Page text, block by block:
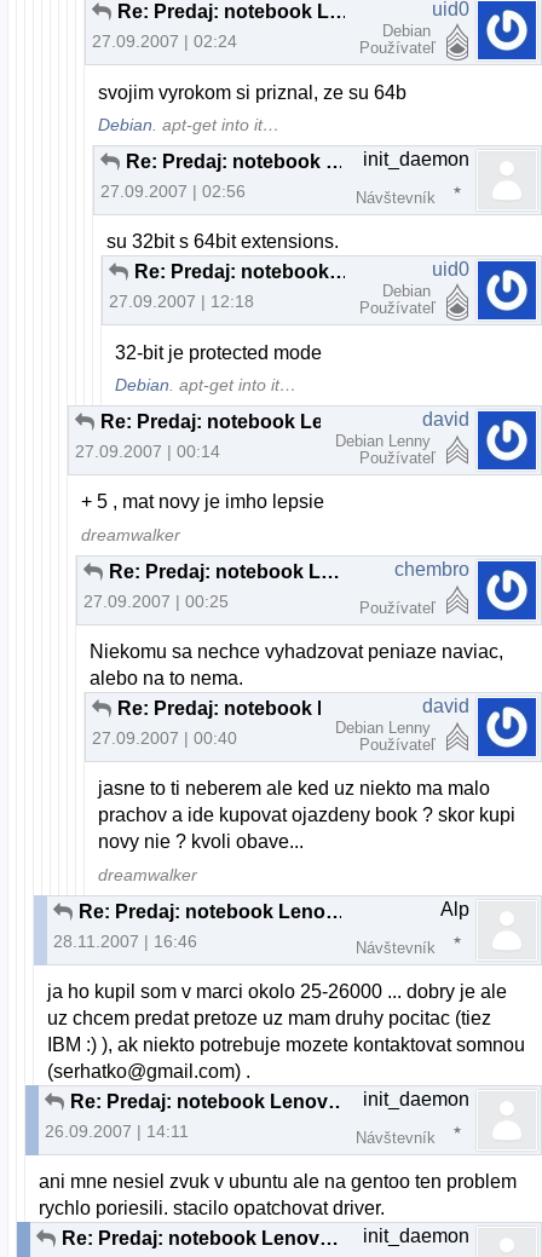
Re: Predaj: notebook Lenovo 3000 C200
27.09.2007 | 02:24
uid0
Debian
Používateľ
svojim vyrokom si priznal, ze su 64b
Debian. apt-get into it…
Re: Predaj: notebook Lenovo 3000 C200
27.09.2007 | 02:56
init_daemon
Návštevník
su 32bit s 64bit extensions.
Re: Predaj: notebook Lenovo 3000 C200
27.09.2007 | 12:18
uid0
Debian
Používateľ
32-bit je protected mode
Debian. apt-get into it…
27.09.2007 | 00:14
david
Debian Lenny
Používateľ
+ 5 , mat novy je imho lepsie
dreamwalker
Re: Predaj: notebook Lenovo 3000 C200
27.09.2007 | 00:25
chembro
Používateľ
Niekomu sa nechce vyhadzovat peniaze naviac,
alebo na to nema.
27.09.2007 | 00:40
david
Debian Lenny
Používateľ
jasne to ti neberem ale ked uz niekto ma malo
prachov a ide kupovat ojazdeny book ? skor kupi
novy nie ? kvoli obave...
dreamwalker
Re: Predaj: notebook Lenovo 3000 C200
28.11.2007 | 16:46
Alp
Návštevník
ja ho kupil som v marci okolo 25-26000 ... dobry je ale
uz chcem predat pretoze uz mam druhy pocitac (tiez
IBM :) ), ak niekto potrebuje mozete kontaktovat somnou
(serhatko@gmail.com) .
Re: Predaj: notebook Lenovo 3000 C200
26.09.2007 | 14:11
init_daemon
Návštevník
ani mne nesiel zvuk v ubuntu ale na gentoo ten problem
rychlo poriesili. stacilo opatchovat driver.
Re: Predaj: notebook Lenovo 3000 C200
init_daemon